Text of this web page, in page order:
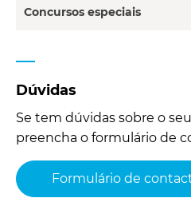
Concursos especiais
Dúvidas
Se tem dúvidas sobre o
preencha o formulário de
Formulário de